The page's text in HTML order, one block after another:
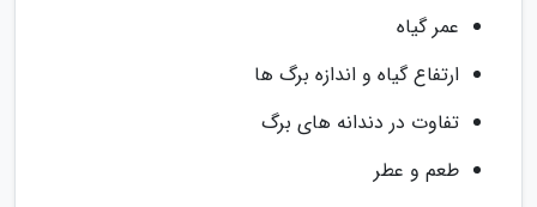
عمر گیاه
ارتفاع گیاه و اندازه برگ ها
تفاوت در دندانه های برگ
طعم و عطر